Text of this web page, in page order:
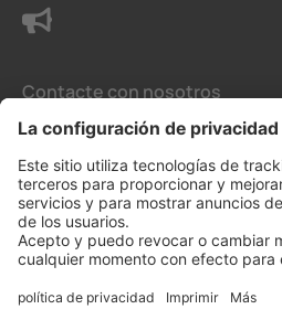
Contacte con nosotros
Condiciones generales de venta
La configuración de privacidad